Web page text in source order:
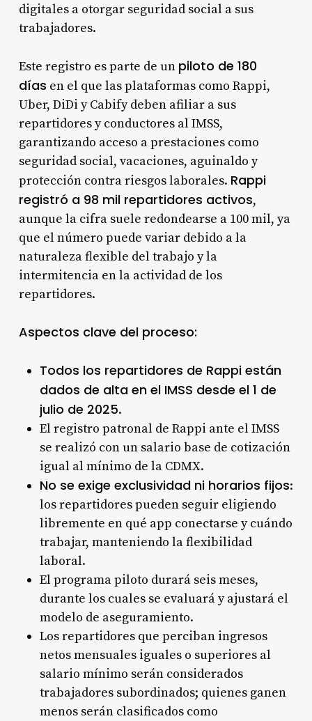
digitales a otorgar seguridad social a sus
trabajadores.
Este registro es parte de un piloto de 180
días en el que las plataformas como Rappi,
Uber, DiDi y Cabify deben afiliar a sus
repartidores y conductores al IMSS,
garantizando acceso a prestaciones como
seguridad social, vacaciones, aguinaldo y
protección contra riesgos laborales. Rappi
registró a 98 mil repartidores activos,
aunque la cifra suele redondearse a 100 mil, ya
que el número puede variar debido a la
naturaleza flexible del trabajo y la
intermitencia en la actividad de los
repartidores.
Aspectos clave del proceso:
Todos los repartidores de Rappi están
dados de alta en el IMSS desde el 1 de
julio de 2025.
El registro patronal de Rappi ante el IMSS
se realizó con un salario base de cotización
igual al mínimo de la CDMX.
No se exige exclusividad ni horarios fijos:
los repartidores pueden seguir eligiendo
libremente en qué app conectarse y cuándo
trabajar, manteniendo la flexibilidad
laboral.
El programa piloto durará seis meses,
durante los cuales se evaluará y ajustará el
modelo de aseguramiento.
Los repartidores que perciban ingresos
netos mensuales iguales o superiores al
salario mínimo serán considerados
trabajadores subordinados; quienes ganen
menos serán clasificados como